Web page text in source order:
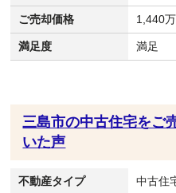
ご売却価格 1,440
満足度 満足
三島市の中古住宅をご
いた声
不動産タイプ 中古住